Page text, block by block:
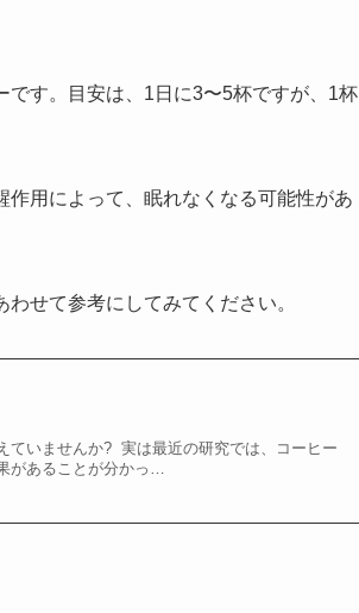
です。目安は、1日に3〜5杯ですが、1杯
用によって、眠れなくなる可能性があ
わせて参考にしてみてください。
ていませんか? 実は最近の研究では、コーヒー
があることが分かっ…